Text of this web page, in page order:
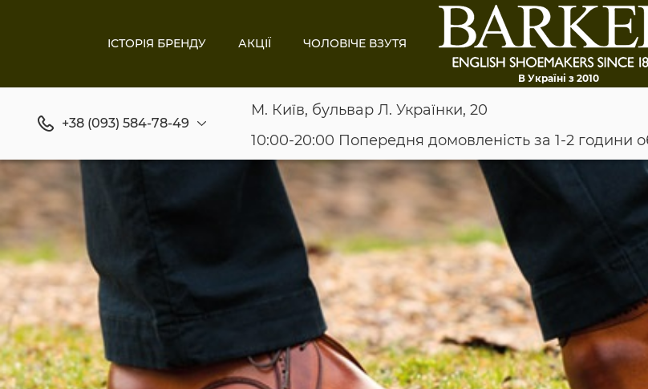
ІСТОРІЯ БРЕНДУ АКЦІЇ ЧОЛОВІЧЕ ВЗУТЯ
В Україні з 2010
+38 (093) 584-78-49
М. Київ, бульвар Л. Українки, 20
10:00-20:00 Попередня домовленість за 1-2 години